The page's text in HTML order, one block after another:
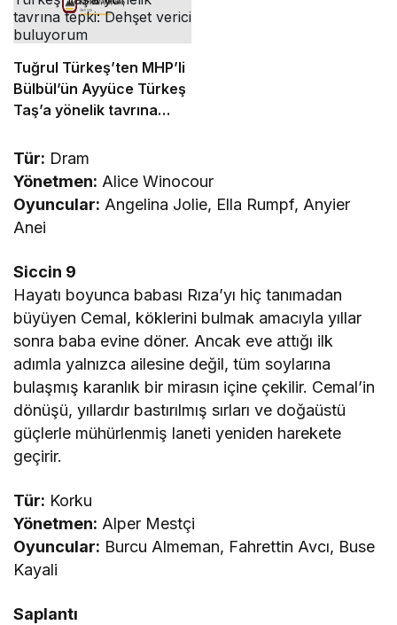
Tuğrul Türkeş’ten MHP’li
Bülbül’ün Ayyüce Türkeş
Taş’a yönelik tavrına
buluyorum
Tür: Dram
Yönetmen: Alice Winocour
Oyuncular: Angelina Jolie, Ella Rumpf, Anyier
Anei
Siccin 9
Hayatı boyunca babası Rıza’yı hiç tanımadan
büyüyen Cemal, köklerini bulmak amacıyla yıllar
sonra baba evine döner. Ancak eve attığı ilk
adımla yalnızca ailesine değil, tüm soylarına
bulaşmış karanlık bir mirasın içine çekilir. Cemal’in
dönüşü, yıllardır bastırılmış sırları ve doğaüstü
güçlerle mühürlenmiş laneti yeniden harekete
geçirir.
Tür: Korku
Yönetmen: Alper Mestçi
Oyuncular: Burcu Almeman, Fahrettin Avcı, Buse
Kayali
Saplantı